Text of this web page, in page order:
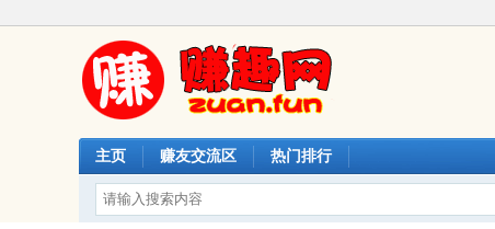
主页 赚友交流区 热门排行